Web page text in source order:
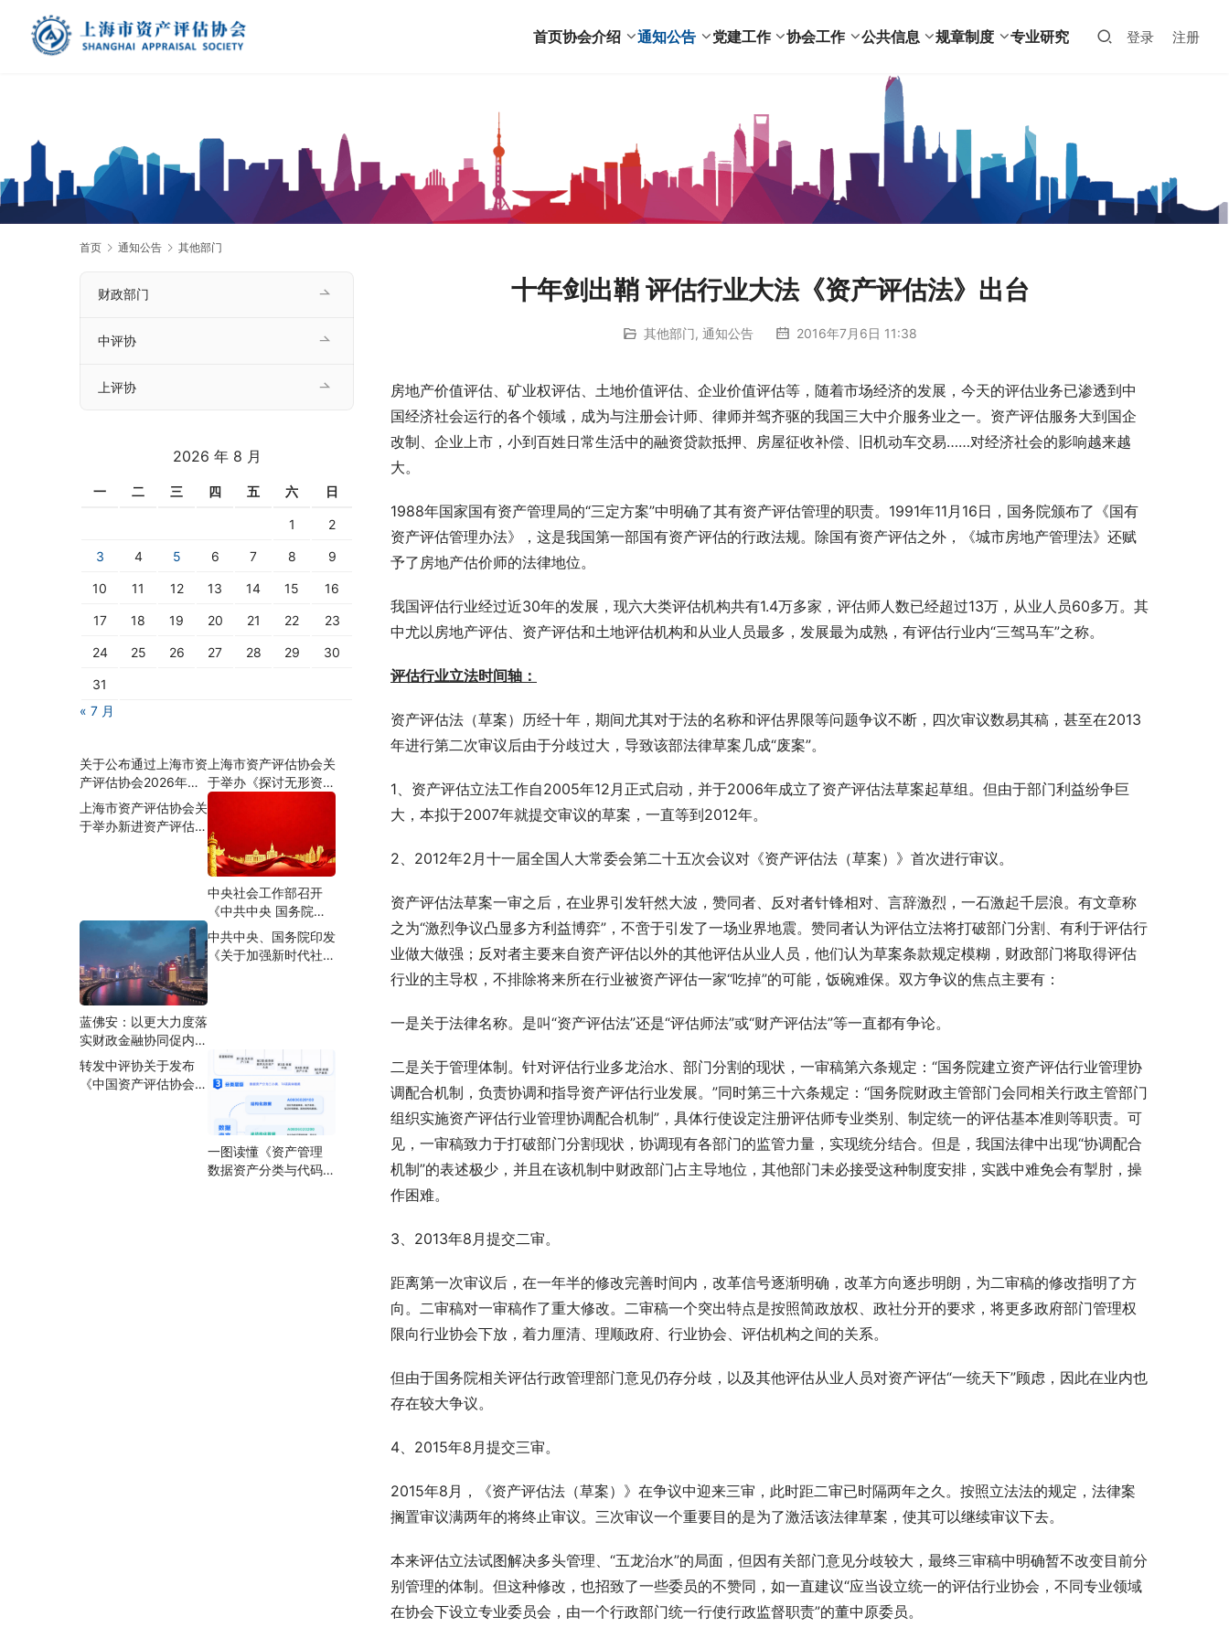
首页协会介绍 通知公告 党建工作 协会工作 公共信息 规章制度 专业研究 登录 注册
首页 通知公告 其他部门
十年剑出鞘 评估行业大法《资产评估法》出台
其他部门, 通知公告 2016年7月6日 11:38
房地产价值评估、矿业权评估、土地价值评估、企业价值评估等，随着市场经济的发展，今天的评估业务已渗透到中
国经济社会运行的各个领域，成为与注册会计师、律师并驾齐驱的我国三大中介服务业之一。资产评估服务大到国企
改制、企业上市，小到百姓日常生活中的融资贷款抵押、房屋征收补偿、旧机动车交易……对经济社会的影响越来越
大。
1988年国家国有资产管理局的“三定方案”中明确了其有资产评估管理的职责。1991年11月16日，国务院颁布了《国有
资产评估管理办法》，这是我国第一部国有资产评估的行政法规。除国有资产评估之外，《城市房地产管理法》还赋
予了房地产估价师的法律地位。
我国评估行业经过近30年的发展，现六大类评估机构共有1.4万多家，评估师人数已经超过13万，从业人员60多万。其
中尤以房地产评估、资产评估和土地评估机构和从业人员最多，发展最为成熟，有评估行业内“三驾马车”之称。
评估行业立法时间轴：
资产评估法（草案）历经十年，期间尤其对于法的名称和评估界限等问题争议不断，四次审议数易其稿，甚至在2013
年进行第二次审议后由于分歧过大，导致该部法律草案几成“废案”。
1、资产评估立法工作自2005年12月正式启动，并于2006年成立了资产评估法草案起草组。但由于部门利益纷争巨
大，本拟于2007年就提交审议的草案，一直等到2012年。
2、2012年2月十一届全国人大常委会第二十五次会议对《资产评估法（草案）》首次进行审议。
资产评估法草案一审之后，在业界引发轩然大波，赞同者、反对者针锋相对、言辞激烈，一石激起千层浪。有文章称
之为“激烈争议凸显多方利益博弈”，不啻于引发了一场业界地震。赞同者认为评估立法将打破部门分割、有利于评估行
业做大做强；反对者主要来自资产评估以外的其他评估从业人员，他们认为草案条款规定模糊，财政部门将取得评估
行业的主导权，不排除将来所在行业被资产评估一家“吃掉”的可能，饭碗难保。双方争议的焦点主要有：
一是关于法律名称。是叫“资产评估法”还是“评估师法”或“财产评估法”等一直都有争论。
二是关于管理体制。针对评估行业多龙治水、部门分割的现状，一审稿第六条规定：“国务院建立资产评估行业管理协
调配合机制，负责协调和指导资产评估行业发展。”同时第三十六条规定：“国务院财政主管部门会同相关行政主管部门
组织实施资产评估行业管理协调配合机制”，具体行使设定注册评估师专业类别、制定统一的评估基本准则等职责。可
见，一审稿致力于打破部门分割现状，协调现有各部门的监管力量，实现统分结合。但是，我国法律中出现“协调配合
机制”的表述极少，并且在该机制中财政部门占主导地位，其他部门未必接受这种制度安排，实践中难免会有掣肘，操
作困难。
3、2013年8月提交二审。
距离第一次审议后，在一年半的修改完善时间内，改革信号逐渐明确，改革方向逐步明朗，为二审稿的修改指明了方
向。二审稿对一审稿作了重大修改。二审稿一个突出特点是按照简政放权、政社分开的要求，将更多政府部门管理权
限向行业协会下放，着力厘清、理顺政府、行业协会、评估机构之间的关系。
但由于国务院相关评估行政管理部门意见仍存分歧，以及其他评估从业人员对资产评估“一统天下”顾虑，因此在业内也
存在较大争议。
4、2015年8月提交三审。
2015年8月，《资产评估法（草案）》在争议中迎来三审，此时距二审已时隔两年之久。按照立法法的规定，法律案
搁置审议满两年的将终止审议。三次审议一个重要目的是为了激活该法律草案，使其可以继续审议下去。
本来评估立法试图解决多头管理、“五龙治水”的局面，但因有关部门意见分歧较大，最终三审稿中明确暂不改变目前分
别管理的体制。但这种修改，也招致了一些委员的不赞同，如一直建议“应当设立统一的评估行业协会，不同专业领域
在协会下设立专业委员会，由一个行政部门统一行使行政监督职责”的董中原委员。
财政部门
中评协
上评协
2026 年 8 月
一 二 三 四 五 六 日
1 2
3 4 5 6 7 8 9
10 11 12 13 14 15 16
17 18 19 20 21 22 23
24 25 26 27 28 29 30
31
« 7 月
关于公布通过上海市资
产评估协会2026年会
员资格年检名单的通知
上海市资产评估协会关
于举办《探讨无形资
源、资质对企业价值的
活动的通知
上海市资产评估协会关
于举办新进资产评估师
中央社会工作部召开
《中共中央 国务院关
于加强新时代社会工作
的意见》学习贯彻工作
部署推进会
蓝佛安：以更大力度落
实财政金融协同促内需
一揽子政策
中共中央、国务院印发
《关于加强新时代社会
转发中评协关于发布
《中国资产评估协会关
一图读懂《资产管理
数据资产分类与代码》